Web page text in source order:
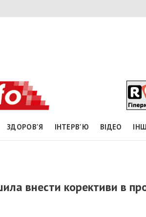
ЗДОРОВ'Я ІНТЕРВ'Ю ВІДЕО
внести корективи в